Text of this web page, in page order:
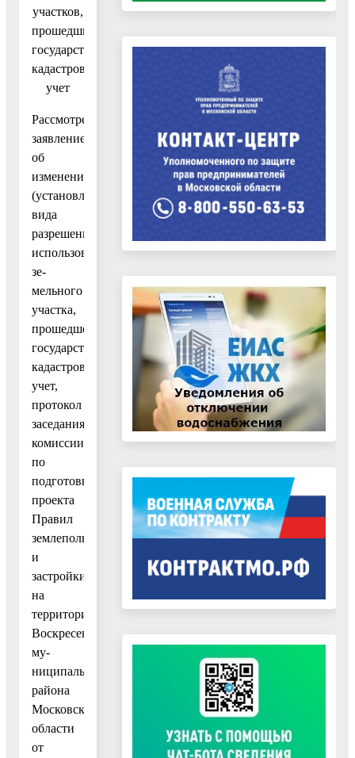
участков,
прошедших
государственный
кадастровый
учет
Рассмотрев
заявление
об
изменении
(установлении)
вида
разрешенного
использования
зе-
мельного
участка,
прошедшего
государственный
кадастровый
учет,
протокол
заседания
комиссии
по
подготовке
проекта
Правил
землепользования
и
застройки
на
территории
Воскресенского
му-
ниципального
района
Московской
области
от